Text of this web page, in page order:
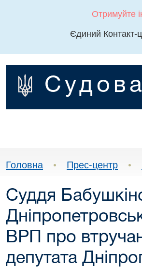
Отримуйте
Єдиний Контакт-
Головна • Прес-центр •
Суддя
ВРП про
депутата